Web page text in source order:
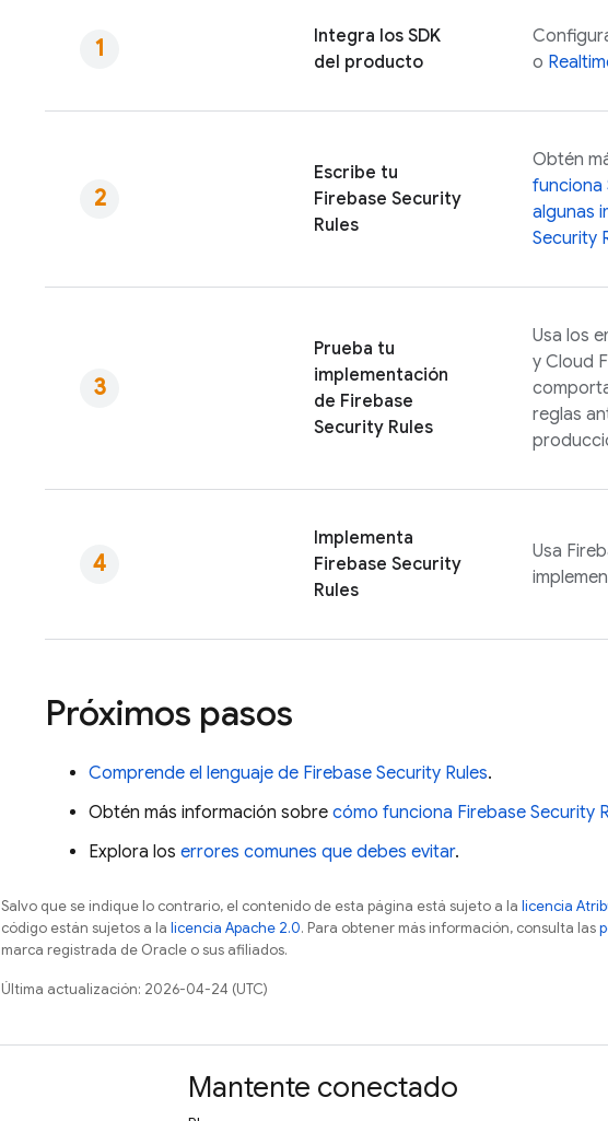
Integra los SDK
del producto
o
Escribe tu
Firebase Security
Rules
Obtén
funciona
algunas
Security
Prueba tu
implementación
de Firebase
Security Rules
Usa los
y Cloud
reglas
Implementa
Firebase Security
Rules
Usa
Próximos pasos
Comprende el lenguaje de Firebase Security Rules.
Obtén más información sobre cómo funciona Firebase Security
Explora los errores comunes que debes evitar.
Salvo que se indique lo contrario, el contenido de esta página está sujeto a la licencia
código están sujetos a la licencia Apache 2.0. Para obtener más información, consulta las
marca registrada de Oracle o sus afiliados.
Última actualización: 2026-04-24 (UTC)
Mantente conectado